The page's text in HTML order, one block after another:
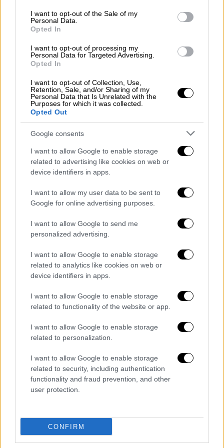
consent section.
I want to opt-out of the Sale of my
Personal Data.
Opted In
I want to opt-out of processing my
Personal Data for Targeted Advertising.
Opted In
I want to opt-out of Collection, Use,
Retention, Sale, and/or Sharing of my
Personal Data that Is Unrelated with the
Purposes for which it was collected.
Opted Out
Google consents
I want to allow Google to enable storage
related to advertising like cookies on web or
device identifiers in apps.
I want to allow my user data to be sent to
Google for online advertising purposes.
I want to allow Google to send me
personalized advertising.
I want to allow Google to enable storage
related to analytics like cookies on web or
device identifiers in apps.
I want to allow Google to enable storage
related to functionality of the website or app.
I want to allow Google to enable storage
related to personalization.
I want to allow Google to enable storage
related to security, including authentication
functionality and fraud prevention, and other
user protection.
CONFIRM
παλαιστινιακή ηγεσία».
Στη συνέχεια, ο
ανέφερε: «Θα το κάνω και μιλάω εδώ από
ένα διεθνές βήμα και καλώ τους ηγέτες
και τους αξιωματούχους του ΟΗΕ να κάνουν
όλοι μαζί αυτό το ανθρωπιστικό καθήκον.
Λέμε ας το κάνουμε αυτό για χάρη της
ειρήνης και για να πάψουν οι δικαιολογίες
για την κατοχή, αν ο στόχος μας είναι η
ειρήνη και η σταθερότητα για όλους. Στο
ίδιο πλαίσιο, καλώ το Συμβούλιο Ασφαλείας
και τον ΟΗΕ, των οποίων 80 ψηφίσματα δεν
έχουν εφαρμοστεί και θα ήθελα να πω ότι
μετά τη Γάζα, Θεού θέλοντος, θα κατευθυνθώ
στην Ιερουσαλήμ. Θα πάω στην αιώνια
πρωτεύουσά μας».
Palestinian President Mahmoud
Abbas speaking at Turkish
Parliament:
Victory or martyrdom!
I want to announce to the whole
world that I will go to Gaza with all
my brothers and sisters in the
Palestinian leadership.
I will go against the hostility that
pic.twitter.com/ORxKJqWtU5
— Clash Report (@clashreport)